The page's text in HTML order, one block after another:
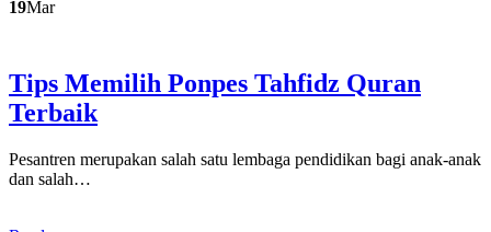
19Mar
Tips Memilih Ponpes Tahfidz Quran
Terbaik
Pesantren merupakan salah satu lembaga pendidikan bagi anak-anak
dan salah…